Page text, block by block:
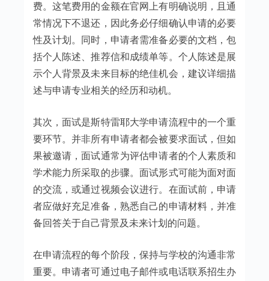
费。这笔费用的金额在官网上有明确说明，且通
常情况下不退还，因此务必仔细确认申请的必要
性及计划。同时，申请者需准备必要的文档，包
括个人陈述、推荐信和成绩单等。个人陈述是展
示个人背景及未来目标的绝佳机会，建议详细描
述与申请专业相关的经历和动机。
其次，面试是斯特雷耶大学申请流程中的一个重
要环节。并非所有申请者都会被要求面试，但如
果被邀请，面试通常为评估申请者的个人素质和
学术能力所采取的步骤。面试形式可能为面对面
的交流，或通过视频会议进行。在面试前，申请
者应做好充足准备，熟悉自己的申请材料，并准
备回答关于自己背景及未来计划的问题。
在申请流程的每个阶段，保持与学校的沟通非常
重要。申请者可通过电子邮件或电话联系招生办